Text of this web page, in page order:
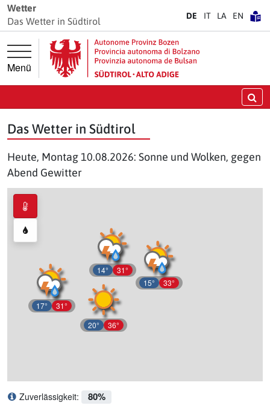
Springe direkt zur Hauptnavigation
Springe direkt zum Inhalt
Wetter
Das Wetter in Südtirol
DE IT LA EN
Menü
Das Wetter in Südtirol
Heute, Montag 10.08.2026: Sonne und Wolken, gegen
Abend Gewitter
17° 31°
14° 31°
20° 36°
15° 33°
Zuverlässigkeit: 80%